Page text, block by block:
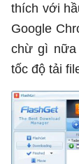
thích với
Google
chừ gì nữa
tốc độ tải